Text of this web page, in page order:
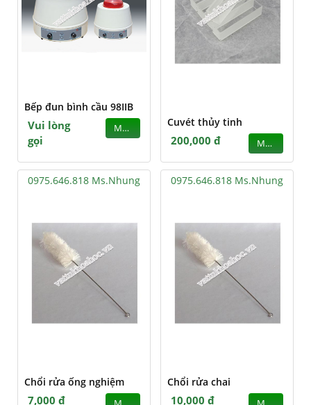
Bếp đun bình cầu 98IIB
Vui lòng
gọi
MUA Cuvét thủy tinh
200,000 đ MUA
0975.646.818 Ms.Nhung
Chổi rửa ống nghiệm
7,000 đ
0975.646.818 Ms.Nhung
Chổi rửa chai
10,000 đ